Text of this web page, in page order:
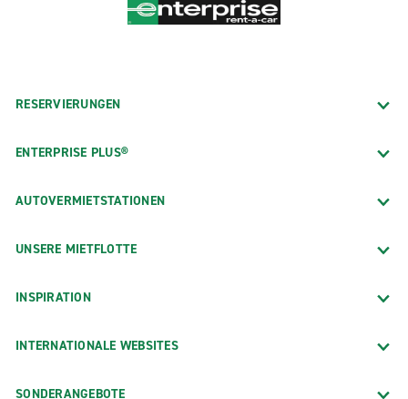
RESERVIERUNGEN
ENTERPRISE PLUS®
AUTOVERMIETSTATIONEN
UNSERE MIETFLOTTE
INSPIRATION
INTERNATIONALE WEBSITES
SONDERANGEBOTE